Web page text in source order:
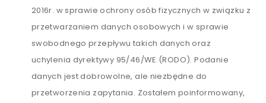
2016r. w sprawie ochrony osób fizycznych w związku z
przetwarzaniem danych osobowych i w sprawie
swobodnego przepływu takich danych oraz
uchylenia dyrektywy 95/46/WE (RODO). Podanie
danych jest dobrowolne, ale niezbędne do
przetworzenia zapytania. Zostałem poinformowany,